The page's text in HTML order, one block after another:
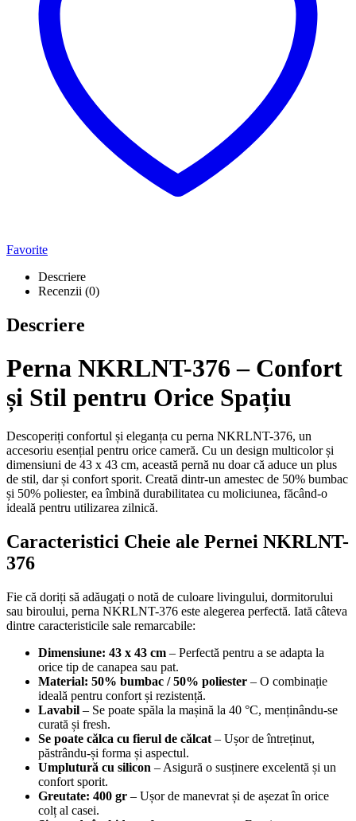
Favorite
Descriere
Recenzii (0)
Descriere
Perna NKRLNT-376 – Confort
și Stil pentru Orice Spațiu
Descoperiți confortul și eleganța cu perna NKRLNT-376, un
accesoriu esențial pentru orice cameră. Cu un design multicolor și
dimensiuni de 43 x 43 cm, această pernă nu doar că aduce un plus
de stil, dar și confort sporit. Creată dintr-un amestec de 50% bumbac
și 50% poliester, ea îmbină durabilitatea cu moliciunea, făcând-o
ideală pentru utilizarea zilnică.
Caracteristici Cheie ale Pernei NKRLNT-
376
Fie că doriți să adăugați o notă de culoare livingului, dormitorului
sau biroului, perna NKRLNT-376 este alegerea perfectă. Iată câteva
dintre caracteristicile sale remarcabile:
Dimensiune: 43 x 43 cm – Perfectă pentru a se adapta la
orice tip de canapea sau pat.
Material: 50% bumbac / 50% poliester – O combinație
ideală pentru confort și rezistență.
Lavabil – Se poate spăla la mașină la 40 °C, menținându-se
curată și fresh.
Se poate călca cu fierul de călcat – Ușor de întreținut,
păstrându-și forma și aspectul.
Umplutură cu silicon – Asigură o susținere excelentă și un
confort sporit.
Greutate: 400 gr – Ușor de manevrat și de așezat în orice
colț al casei.